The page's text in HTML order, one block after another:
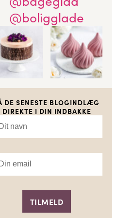
@boligglade
DE SENESTE BLOGINDLÆG
DIREKTE I DIN INDBAKKE
TILMELD